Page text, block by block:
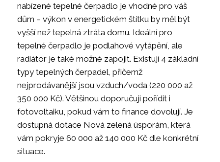
nabízené tepelné čerpadlo je vhodné pro váš
dům – výkon v energetickém štítku by měl být
vyšší než tepelná ztráta domu. Ideální pro
tepelné čerpadlo je podlahové vytápění, ale
radiátor je také možné zapojit. Existují 4 základní
typy tepelných čerpadel, přičemž
nejprodávanější jsou vzduch/voda (220 000 až
350 000 Kč). Většinou doporučuji pořídit i
fotovoltaiku, pokud vám to finance dovolují. Je
dostupná dotace Nová zelená úsporám, která
vám pokryje 60 000 až 140 000 Kč dle konkrétní
situace.